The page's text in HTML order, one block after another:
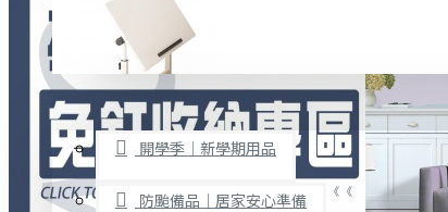
烘焙用具
隨身餐具
查看更多
文具禮品
桌子/椅子
置物架/收納櫃
限時促銷
開學季｜新學期用品
防颱備品｜居家安心準備